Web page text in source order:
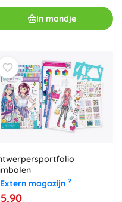
In mandje
Extern magazijn ?